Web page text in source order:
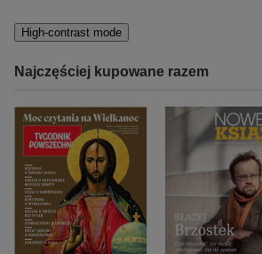
High-contrast mode
Najczęściej kupowane razem